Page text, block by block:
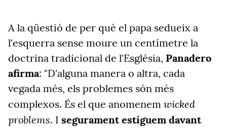
A la qüestió de per què el papa sedueix a
l'esquerra sense moure un centímetre la
doctrina tradicional de l'Església, Panadero
afirma: "D'alguna manera o altra, cada
vegada més, els problemes són més
complexos. És el que anomenem wicked
problems. I segurament estiguem davant